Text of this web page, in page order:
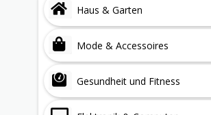
Haus & Garten
Mode & Accessoires
Gesundheit und Fitness